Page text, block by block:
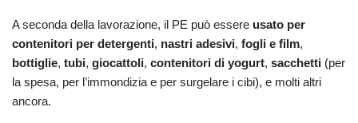
A seconda della lavorazione, il PE può essere usato per
contenitori per detergenti, nastri adesivi, fogli e film,
bottiglie, tubi, giocattoli, contenitori di yogurt, sacchetti (per
la spesa, per l’immondizia e per surgelare i cibi), e molti altri
ancora.